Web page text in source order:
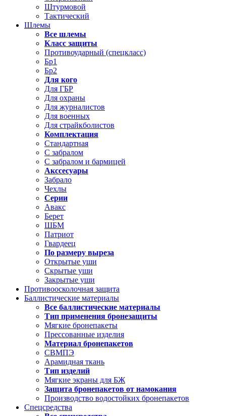
Штурмовой
Тактический
Шлемы
Все шлемы
Класс защиты
Противоударный (спецкласс)
Бр1
Бр2
Для кого
Для ГБР
Для охраны
Для журналистов
Для военных
Для страйкболистов
Комплектация
Стандартная
С забралом
С забралом и бармицей
Акссесуары
Забрало
Чехлы
Серии
Авакс
Берет
ШБМ
Патриот
Гвардеец
По размеру выреза
Открытые уши
Скрытые уши
Закрытые уши
Противоосколочная защита
Баллистические материалы
Все баллистические материалы
Тип применения бронезащиты
Мягкие бронепакеты
Прессованные изделия
Материал бронепакетов
СВМПЭ
Арамидная ткань
Тип изделий
Мягкие экраны для БЖ
Защита бронепакетов от намокания
Производство водостойких бронепакетов
Спецсредства